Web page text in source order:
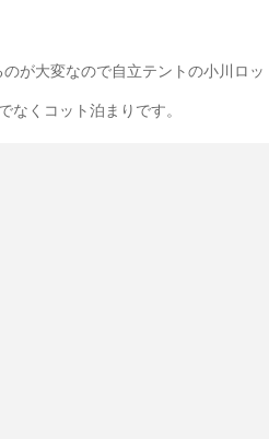
が大変なので自立テントの小川ロッ
なくコット泊まりです。